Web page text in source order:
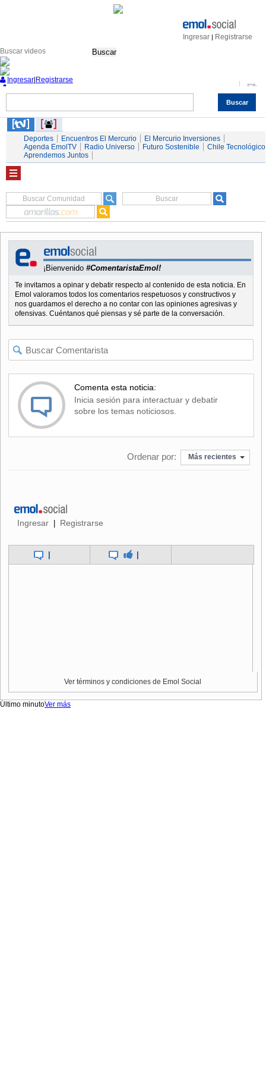
Ingresar | Registrarse
Buscar
Buscar
Ingresar Registrarse
Servicios
Deportes Encuentros El Mercurio
El Mercurio Inversiones
Agenda EmolTV
Radio Universo Futuro Sostenible
Chile Tecnológico
Aprendemos Juntos
¡Bienvenido #ComentaristaEmol!
Te invitamos a opinar y debatir respecto al contenido de esta noticia. En
Emol valoramos todos los comentarios respetuosos y constructivos y
nos guardamos el derecho a no contar con las opiniones agresivas y
ofensivas. Cuéntanos qué piensas y sé parte de la conversación.
Comenta esta noticia:
Inicia sesión para interactuar y debatir
sobre los temas noticiosos.
Ordenar por: Más recientes
Ingresar | Registrarse
| |
Ver términos y condiciones de Emol Social
Último minutoVer más